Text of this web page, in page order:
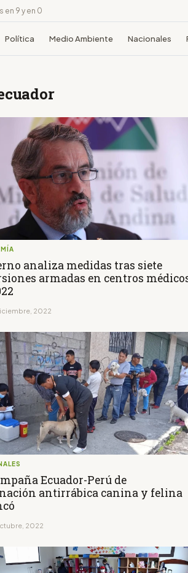
en 9 y en 0
Política Medio Ambiente Nacionales
analiza medidas tras siete
armadas en centros
2022
Ecuador-Perú de
antirrábica canina y felina
2022